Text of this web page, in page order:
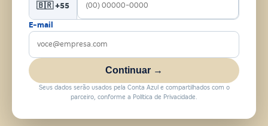
🇧🇷 +55
E-mail
Continuar →
Seus dados serão usados pela Conta Azul e compartilhados com o
parceiro, conforme a Política de Privacidade.